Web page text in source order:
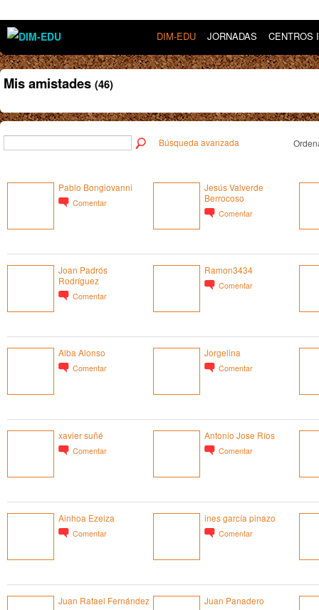
DIM-EDU JORNADAS CENTROS
Mis amistades (46)
Búsqueda avanzada
Pablo Bongiovanni
Comentar
Jesús Valverde
Berrocoso
Comentar
Joan Padrós
Rodríguez
Comentar
Ramon3434
Comentar
Alba Alonso
Comentar
Jorgelina
Comentar
xavier suñé
Comentar
Antonio Jose Ríos
Comentar
Ainhoa Ezeiza
Comentar
ines garcía pinazo
Comentar
Juan Rafael Fernández Juan Panadero